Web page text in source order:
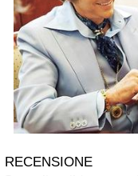
RECENSIONE